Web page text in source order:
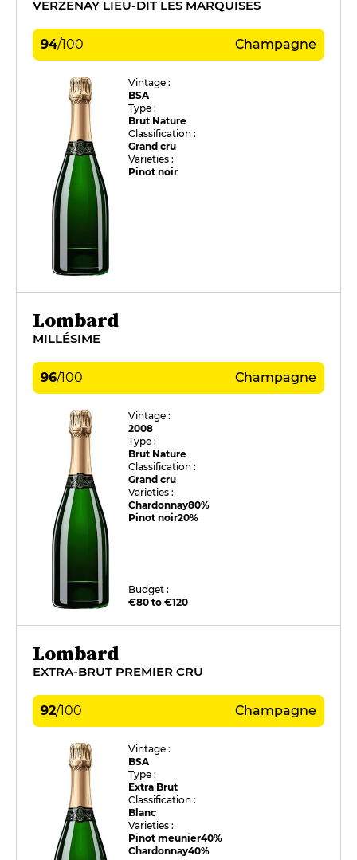
VERZENAY LIEU-DIT LES MARQUISES
94/100 Champagne
Vintage :
BSA
Type :
Brut Nature
Classification :
Grand cru
Varieties :
Pinot noir
Lombard
MILLÉSIME
96/100 Champagne
Vintage :
2008
Type :
Brut Nature
Classification :
Grand cru
Varieties :
Chardonnay80%
Pinot noir20%
Budget :
€80 to €120
Lombard
EXTRA-BRUT PREMIER CRU
92/100 Champagne
Vintage :
BSA
Type :
Extra Brut
Classification :
Blanc
Varieties :
Pinot meunier40%
Chardonnay40%